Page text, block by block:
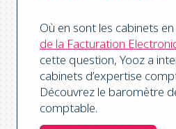
Où en sont les cabinets
de la Facturation
cette question, Yooz a
cabinets d’expertise
Découvrez le baromètre
comptable.